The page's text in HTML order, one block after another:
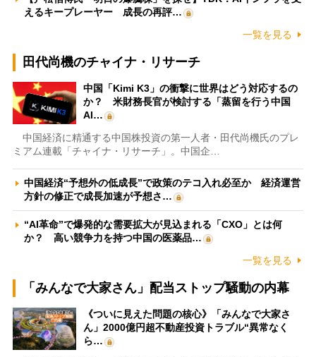
えるキープレーヤー 成長の再評…
一覧を見る
田代尚機のチャイナ・リサーチ
中国「Kimi K3」の衝撃に世界はどう対応するの
か？ 米財務長官が検討する「蒸留を行う中国
AI…
中国経済に精通する中国株投資の第一人者・田代尚機氏のプレ
ミアム連載「チャイナ・リサーチ」。中国企…
中国経済“予想外の低成長”で政策のテコ入れ必至か 経済運営
方針の修正で成長加速が予想さ…
“AI革命”で爆発的な需要拡大が見込まれる「CXO」とは何
か？ 高い競争力を持つ中国の医薬品…
一覧を見る
「みんなで大家さん」配当ストップ騒動の内幕
《ついに見えた問題の核心》「みんなで大家さ
ん」2000億円超不動産投資トラブル“異常なく
ら…